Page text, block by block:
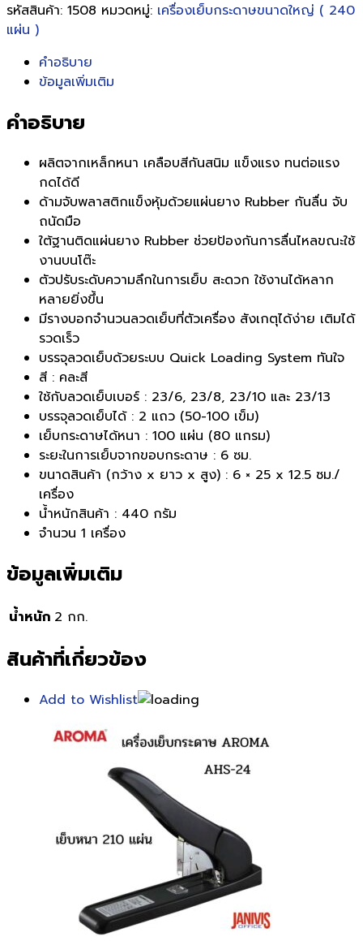
รหัสสินค้า: 1508 หมวดหมู่: เครื่องเย็บกระดาษขนาดใหญ่ ( 240
แผ่น )
คำอธิบาย
ข้อมูลเพิ่มเติม
คำอธิบาย
ผลิตจากเหล็กหนา เคลือบสีกันสนิม แข็งแรง ทนต่อแรง
กดได้ดี
ด้ามจับพลาสติกแข็งหุ้มด้วยแผ่นยาง Rubber กันลื่น จับ
ถนัดมือ
ใต้ฐานติดแผ่นยาง Rubber ช่วยป้องกันการลื่นไหลขณะใช้
งานบนโต๊ะ
ตัวปรับระดับความลึกในการเย็บ สะดวก ใช้งานได้หลาก
หลายยิ่งขึ้น
มีรางบอกจำนวนลวดเย็บที่ตัวเครื่อง สังเกตุได้ง่าย เติมได้
รวดเร็ว
บรรจุลวดเย็บด้วยระบบ Quick Loading System ทันใจ
สี : คละสี
ใช้กับลวดเย็บเบอร์ : 23/6, 23/8, 23/10 และ 23/13
บรรจุลวดเย็บได้ : 2 แถว (50-100 เข็ม)
เย็บกระดาษได้หนา : 100 แผ่น (80 แกรม)
ระยะในการเย็บจากขอบกระดาษ : 6 ซม.
ขนาดสินค้า (กว้าง x ยาว x สูง) : 6 × 25 x 12.5 ซม./
เครื่อง
น้ำหนักสินค้า : 440 กรัม
จำนวน 1 เครื่อง
ข้อมูลเพิ่มเติม
น้ำหนัก 2 กก.
สินค้าที่เกี่ยวข้อง
Add to Wishlist